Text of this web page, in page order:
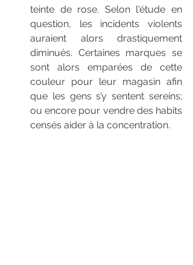
teinte de rose. Selon l'étude en
question, les incidents violents
auraient alors drastiquement
diminués. Certaines marques se
sont alors emparées de cette
couleur pour leur magasin afin
que les gens s’y sentent sereins;
ou encore pour vendre des habits
censés aider à la concentration.